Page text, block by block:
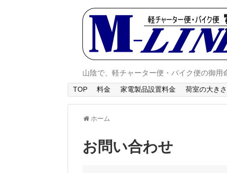
山陰で、軽チャーター便・バイク便の御用
TOP 料金 家電製品設置料金 荷室の大きさ
ホーム
お問い合わせ